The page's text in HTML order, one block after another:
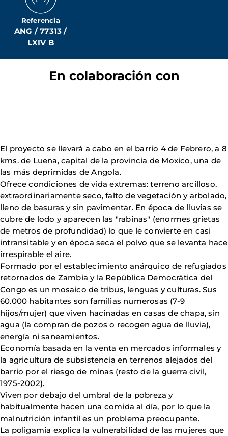
Referencia
ANG / 77313 /
LXIV B
En colaboración con
El proyecto se llevará a cabo en el barrio 4 de Febrero, a 8
kms. de Luena, capital de la provincia de Moxico, una de
las más deprimidas de Angola.
Ofrece condiciones de vida extremas: terreno arcilloso,
extraordinariamente seco, falto de vegetación y arbolado,
lleno de basuras y sin pavimentar. En época de lluvias se
cubre de lodo y aparecen las "rabinas" (enormes grietas
de metros de profundidad) lo que le convierte en casi
intransitable y en época seca el polvo que se levanta hace
irrespirable el aire.
Formado por el establecimiento anárquico de refugiados
retornados de Zambia y la República Democrática del
Congo es un mosaico de tribus, lenguas y culturas. Sus
60.000 habitantes son familias numerosas (7-9
hijos/mujer) que viven hacinadas en casas de chapa, sin
agua (la compran de pozos o recogen agua de lluvia),
energía ni saneamientos.
Economía basada en la venta en mercados informales y
la agricultura de subsistencia en terrenos alejados del
barrio por el riesgo de minas (resto de la guerra civil,
1975-2002).
Viven por debajo del umbral de la pobreza y
habitualmente hacen una comida al día, por lo que la
malnutrición infantil es un problema preocupante.
La poligamia explica la vulnerabilidad de las mujeres que